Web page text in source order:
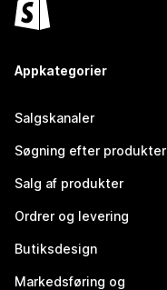
Appkategorier
Salgskanaler
Søgning efter produkter
Salg af produkter
Ordrer og levering
Butiksdesign
Markedsføring og